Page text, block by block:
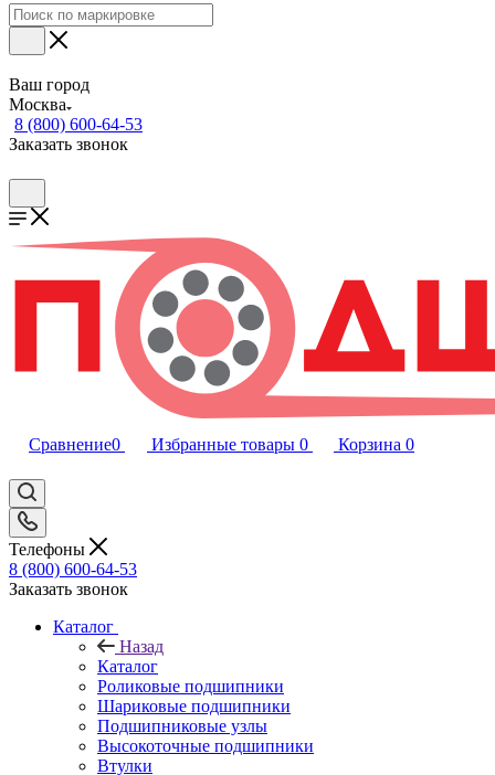
Ваш город
Москва
8 (800) 600-64-53
Заказать звонок
Сравнение0 Избранные товары 0 Корзина 0
Телефоны
8 (800) 600-64-53
Заказать звонок
Каталог
Назад
Каталог
Роликовые подшипники
Шариковые подшипники
Подшипниковые узлы
Высокоточные подшипники
Втулки